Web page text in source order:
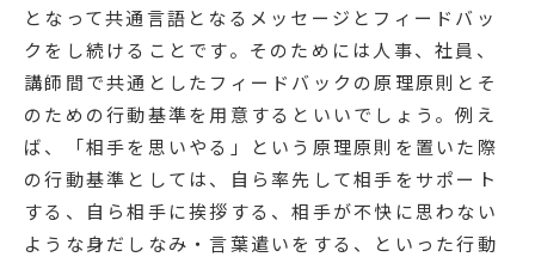
となって共通言語となるメッセージとフィードバッ
クをし続けることです。そのためには人事、社員、
講師間で共通としたフィードバックの原理原則とそ
のための行動基準を用意するといいでしょう。例え
ば、「相手を思いやる」という原理原則を置いた際
の行動基準としては、自ら率先して相手をサポート
する、自ら相手に挨拶する、相手が不快に思わない
ような身だしなみ・言葉遣いをする、といった行動